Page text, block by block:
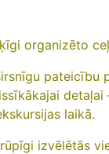
organizēto
pateicību
detaļai
laikā.
izvēlētās